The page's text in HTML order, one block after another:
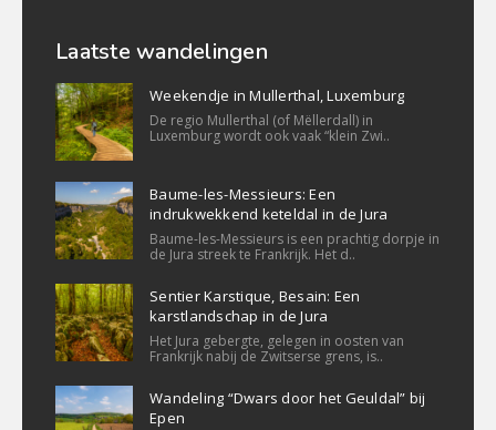
Laatste wandelingen
Weekendje in Mullerthal, Luxemburg
De regio Mullerthal (of Mëllerdall) in
Luxemburg wordt ook vaak “klein Zwi..
Baume-les-Messieurs: Een
indrukwekkend keteldal in de Jura
Baume-les-Messieurs is een prachtig dorpje in
de Jura streek te Frankrijk. Het d..
Sentier Karstique, Besain: Een
karstlandschap in de Jura
Het Jura gebergte, gelegen in oosten van
Frankrijk nabij de Zwitserse grens, is..
Wandeling “Dwars door het Geuldal” bij
Epen